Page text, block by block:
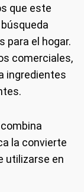
que este
para el hogar.
comerciales,
ingredientes
la convierte
utilizarse en